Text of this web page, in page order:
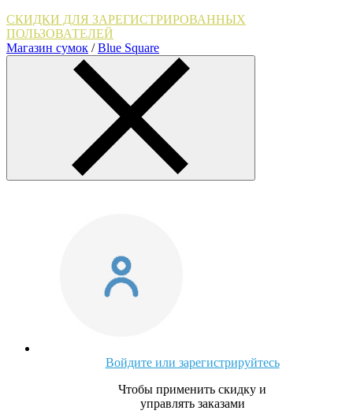
СКИДКИ ДЛЯ ЗАРЕГИСТРИРОВАННЫХ
ПОЛЬЗОВАТЕЛЕЙ
Магазин сумок /Blue Square
Войдите или зарегистрируйтесь
Чтобы применить скидку и
управлять заказами